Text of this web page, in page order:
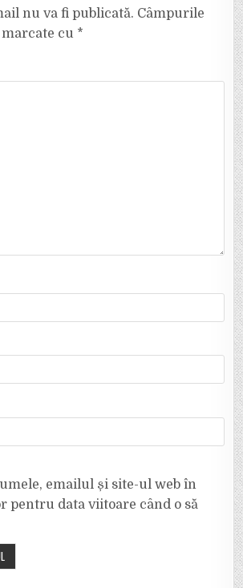
nu va fi publicată. Câmpurile
cu *
emailul și site-ul web în
pentru data viitoare când o să